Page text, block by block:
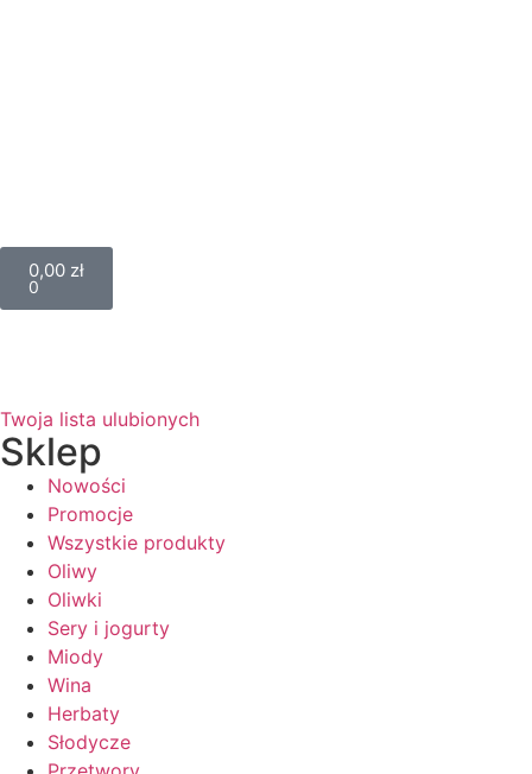
0,00 zł
0
Twoja lista ulubionych
Sklep
Nowości
Promocje
Wszystkie produkty
Oliwy
Oliwki
Sery i jogurty
Miody
Wina
Herbaty
Słodycze